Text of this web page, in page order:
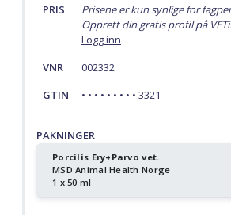
PRIS
Prisene er kun synlige for
Opprett din gratis profil på
Logg inn
VNR
002332
GTIN
• • • • • • • • • 3321
PAKNINGER
Porcilis Ery+Parvo vet.
MSD Animal Health Norge
1 x 50 ml